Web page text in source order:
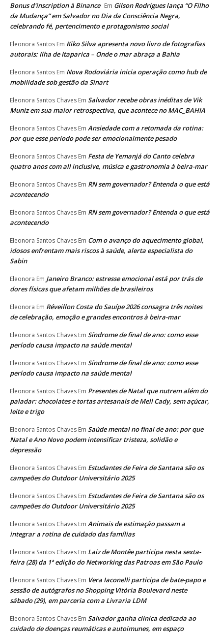
Bonus d'inscription à Binance Em Gilson Rodrigues lança “O Filho
da Mudança” em Salvador no Dia da Consciência Negra,
celebrando fé, pertencimento e protagonismo social
Eleonora Santos Em Kiko Silva apresenta novo livro de fotografias
autorais: Ilha de Itaparica – Onde o mar abraça a Bahia
Eleonora Santos Em Nova Rodoviária inicia operação como hub de
mobilidade sob gestão da Sinart
Eleonora Santos Chaves Em Salvador recebe obras inéditas de Vik
Muniz em sua maior retrospectiva, que acontece no MAC_BAHIA
Eleonora Santos Chaves Em Ansiedade com a retomada da rotina:
por que esse período pode ser emocionalmente pesado
Eleonora Santos Chaves Em Festa de Yemanjá do Canto celebra
quatro anos com all inclusive, música e gastronomia à beira-mar
Eleonora Santos Chaves Em RN sem governador? Entenda o que está
acontecendo
Eleonora Santos Chaves Em RN sem governador? Entenda o que está
acontecendo
Eleonora Santos Chaves Em Com o avanço do aquecimento global,
idosos enfrentam mais riscos à saúde, alerta especialista do
Sabin
Eleonora Em Janeiro Branco: estresse emocional está por trás de
dores físicas que afetam milhões de brasileiros
Eleonora Em Réveillon Costa do Sauípe 2026 consagra três noites
de celebração, emoção e grandes encontros à beira-mar
Eleonora Santos Chaves Em Síndrome de final de ano: como esse
período causa impacto na saúde mental
Eleonora Santos Chaves Em Síndrome de final de ano: como esse
período causa impacto na saúde mental
Eleonora Santos Chaves Em Presentes de Natal que nutrem além do
paladar: chocolates e tortas artesanais de Mell Cady, sem açúcar,
leite e trigo
Eleonora Santos Chaves Em Saúde mental no final de ano: por que
Natal e Ano Novo podem intensificar tristeza, solidão e
depressão
Eleonora Santos Chaves Em Estudantes de Feira de Santana são os
campeões do Outdoor Universitário 2025
Eleonora Santos Chaves Em Estudantes de Feira de Santana são os
campeões do Outdoor Universitário 2025
Eleonora Santos Chaves Em Animais de estimação passam a
integrar a rotina de cuidado das famílias
Eleonora Santos Chaves Em Laiz de Montêe participa nesta sexta-
feira (28) da 1ª edição do Networking das Patroas em São Paulo
Eleonora Santos Chaves Em Vera Iaconelli participa de bate-papo e
sessão de autógrafos no Shopping Vitória Boulevard neste
sábado (29), em parceria com a Livraria LDM
Eleonora Santos Chaves Em Salvador ganha clínica dedicada ao
cuidado de doenças reumáticas e autoimunes, em espaço